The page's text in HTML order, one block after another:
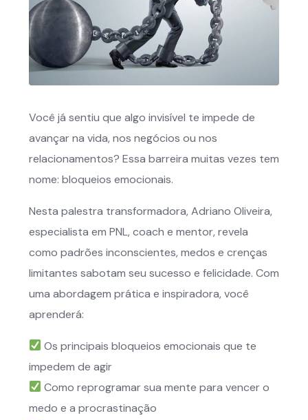
Você já sentiu que algo invisível te impede de
avançar na vida, nos negócios ou nos
relacionamentos? Essa barreira muitas vezes tem
nome: bloqueios emocionais.
Nesta palestra transformadora, Adriano Oliveira,
especialista em PNL, coach e mentor, revela
como padrões inconscientes, medos e crenças
limitantes sabotam seu sucesso e felicidade. Com
uma abordagem prática e inspiradora, você
aprenderá:
Os principais bloqueios emocionais que te
impedem de agir
Como reprogramar sua mente para vencer o
medo e a procrastinação